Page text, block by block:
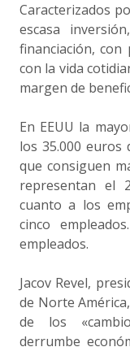
Caracterizados
escasa
financiación, con
con la vida
margen de
En EEUU la
los 35.000 euros
que consiguen
representan el
cuanto a los
cinco
empleados.
Jacov Revel,
de Norte
de los
derrumbe